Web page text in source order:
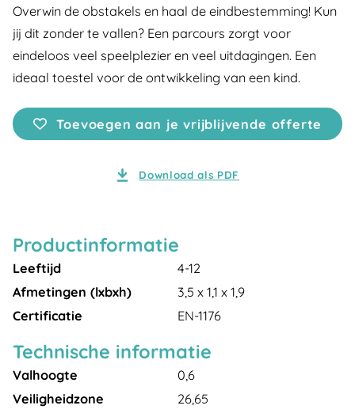
Overwin de obstakels en haal de eindbestemming! Kun
jij dit zonder te vallen? Een parcours zorgt voor
eindeloos veel speelplezier en veel uitdagingen. Een
ideaal toestel voor de ontwikkeling van een kind.
Toevoegen aan je vrijblijvende offerte
Download als PDF
Productinformatie
Leeftijd
4-12
Afmetingen (lxbxh)
3,5 x 1,1 x 1,9
Certificatie
EN-1176
Technische informatie
Valhoogte
0,6
Veiligheidzone
26,65